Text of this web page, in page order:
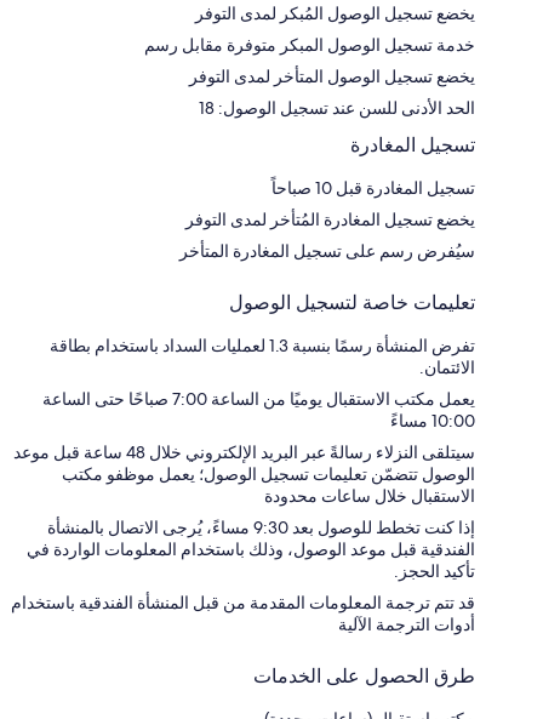
يخضع تسجيل الوصول المُبكر لمدى التوفر
خدمة تسجيل الوصول المبكر متوفرة مقابل رسم
يخضع تسجيل الوصول المتأخر لمدى التوفر
الحد الأدنى للسن عند تسجيل الوصول: 18
تسجيل المغادرة
تسجيل المغادرة قبل 10 صباحاً
يخضع تسجيل المغادرة المُتأخر لمدى التوفر
سيُفرض رسم على تسجيل المغادرة المتأخر
تعليمات خاصة لتسجيل الوصول
تفرض المنشأة رسمًا بنسبة 1.3 لعمليات السداد باستخدام بطاقة
الائتمان.
يعمل مكتب الاستقبال يوميًا من الساعة 7:00 صباحًا حتى الساعة
10:00 مساءً
سيتلقى النزلاء رسالةً عبر البريد الإلكتروني خلال 48 ساعة قبل موعد
الوصول تتضمّن تعليمات تسجيل الوصول؛ يعمل موظفو مكتب
الاستقبال خلال ساعات محدودة
إذا كنت تخطط للوصول بعد 9:30 مساءً، يُرجى الاتصال بالمنشأة
الفندقية قبل موعد الوصول، وذلك باستخدام المعلومات الواردة في
تأكيد الحجز.
قد تتم ترجمة المعلومات المقدمة من قبل المنشأة الفندقية باستخدام
أدوات الترجمة الآلية
طرق الحصول على الخدمات